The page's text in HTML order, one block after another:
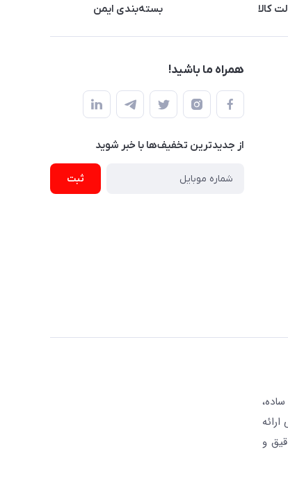
کالا بسته‌بندی ایمن
همراه ما باشید!
از جدید‌ترین تخفیف‌ها با‌ خبر شوید
ثبت
و